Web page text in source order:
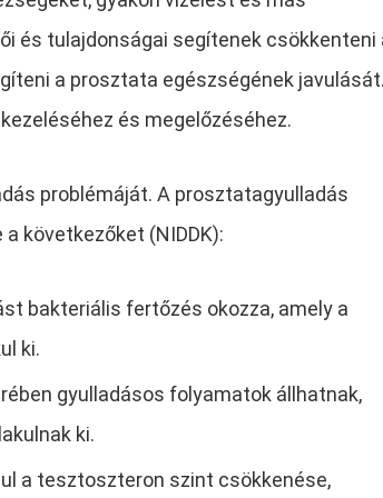
és tulajdonságai segítenek csökkenteni
a prosztata egészségének
és megelőzéséhez.
problémáját. A prosztatagyulladás
következőket (NIDDK):
bakteriális fertőzés okozza, amely a
ki.
gyulladásos folyamatok állhatnak,
ki.
a tesztoszteron szint csökkenése,